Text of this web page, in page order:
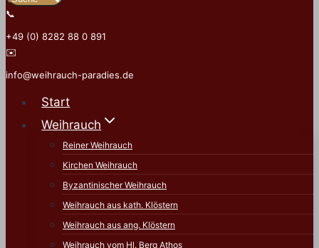
📞
+49 (0) 8282 88 0 891
✉️
info@weihrauch-paradies.de
Start
Weihrauch
Reiner Weihrauch
Kirchen Weihrauch
Byzantinischer Weihrauch
Weihrauch aus kath. Klöstern
Weihrauch aus ang. Klöstern
Weihrauch vom Hl. Berg Athos